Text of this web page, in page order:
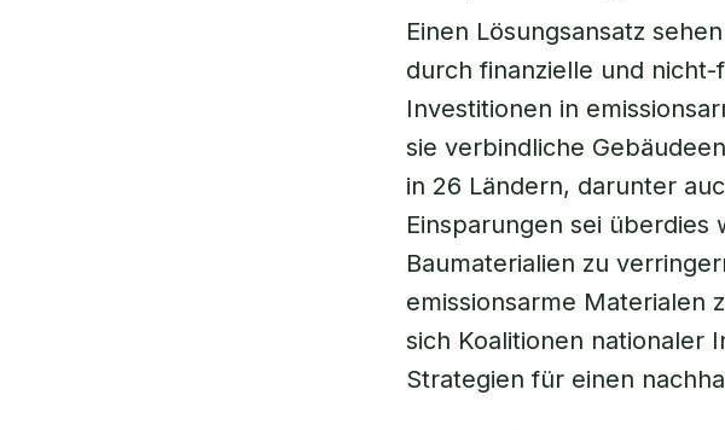
Einen Lösungsansatz
durch finanzielle und
Investitionen in
sie verbindliche
in 26 Ländern, darunter
Einsparungen sei überdies
Baumaterialien zu
emissionsarme Materialen
sich Koalitionen nationaler
Strategien für einen